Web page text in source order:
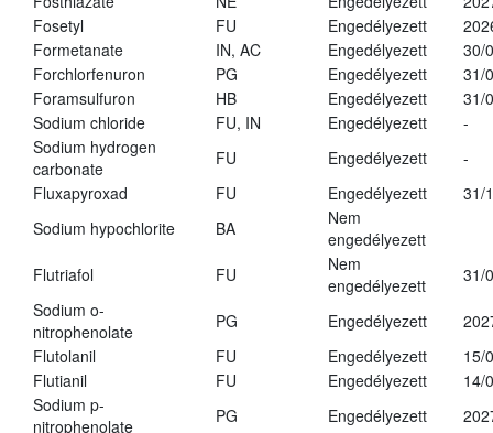
Fosetyl
FU Engedélyezett
Formetanate
IN, AC Engedélyezett
30/
Forchlorfenuron
PG Engedélyezett
31/
Foramsulfuron
HB Engedélyezett
31/
Sodium chloride
FU, IN Engedélyezett
-
Sodium hydrogen
carbonate
FU Engedélyezett
-
Fluxapyroxad
FU Engedélyezett
31/
Sodium hypochlorite
BA
Nem
engedélyezett
Flutriafol
FU
Nem
engedélyezett
31/
Sodium o-
nitrophenolate
PG Engedélyezett
Flutolanil
FU Engedélyezett
15/
Flutianil
FU Engedélyezett
14/
Sodium p-
nitrophenolate
PG Engedélyezett